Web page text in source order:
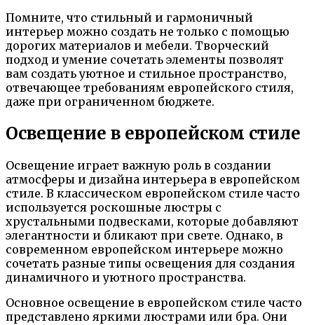
Помните, что стильный и гармоничный
интерьер можно создать не только с помощью
дорогих материалов и мебели. Творческий
подход и умение сочетать элементы позволят
вам создать уютное и стильное пространство,
отвечающее требованиям европейского стиля,
даже при ограниченном бюджете.
Освещение в европейском стиле
Освещение играет важную роль в создании
атмосферы и дизайна интерьера в европейском
стиле. В классическом европейском стиле часто
используется роскошные люстры с
хрустальными подвесками, которые добавляют
элегантности и бликают при свете. Однако, в
современном европейском интерьере можно
сочетать разные типы освещения для создания
динамичного и уютного пространства.
Основное освещение в европейском стиле часто
представлено яркими люстрами или бра. Они